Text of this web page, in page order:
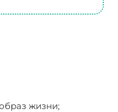
жизни;